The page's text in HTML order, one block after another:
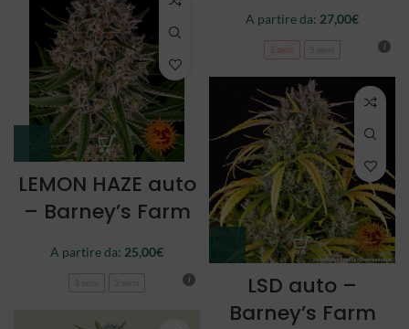
A partire da: 27,00€
3 semi
LEMON HAZE auto
– Barney’s Farm
A partire da: 25,00€
LSD auto –
Barney’s Farm